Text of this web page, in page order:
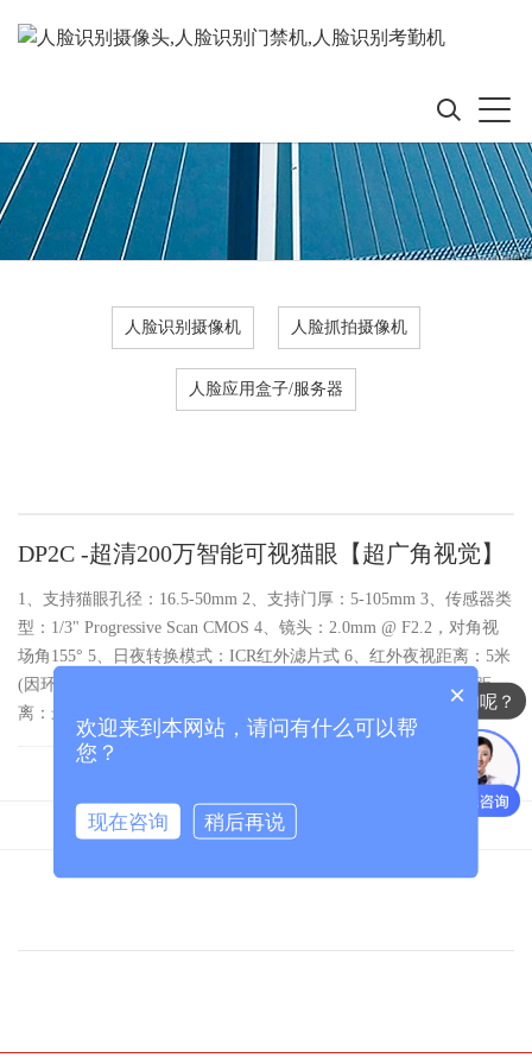
人脸识别摄像机 人脸抓拍摄像机
人脸应用盒子/服务器
DP2C -超清200万智能可视猫眼【超广角视觉】
1、支持猫眼孔径：16.5-50mm 2、支持门厚：5-105mm 3、传感器类
型：1/3" Progressive Scan CMOS 4、镜头：2.0mm @ F2.2，对角视
场角155° 5、日夜转换模式：ICR红外滤片式 6、红外夜视距离：5米
(因环境而异) 7、最大图像：1080P 8、感应角度：110° 9、感应距
离：最远6米
产品特点 技术参数
你们是怎么收费的呢？
×
欢迎来到本网站，请问有什么可以帮
您？
现在咨询 稍后再说